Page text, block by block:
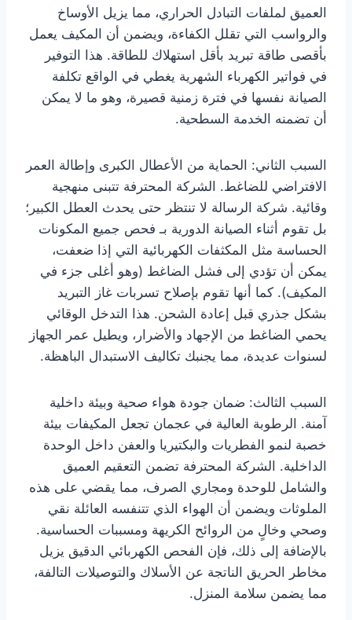
العميق لملفات التبادل الحراري، مما يزيل الأوساخ
والرواسب التي تقلل الكفاءة، ويضمن أن المكيف يعمل
بأقصى طاقة تبريد بأقل استهلاك للطاقة. هذا التوفير
في فواتير الكهرباء الشهرية يغطي في الواقع تكلفة
الصيانة نفسها في فترة زمنية قصيرة، وهو ما لا يمكن
أن تضمنه الخدمة السطحية.
السبب الثاني: الحماية من الأعطال الكبرى وإطالة العمر
الافتراضي للضاغط. الشركة المحترفة تتبنى منهجية
وقائية. شركة الرسالة لا تنتظر حتى يحدث العطل الكبير؛
بل تقوم أثناء الصيانة الدورية بـ فحص جميع المكونات
الحساسة مثل المكثفات الكهربائية التي إذا ضعفت،
يمكن أن تؤدي إلى فشل الضاغط (وهو أغلى جزء في
المكيف). كما أنها تقوم بإصلاح تسربات غاز التبريد
بشكل جذري قبل إعادة الشحن. هذا التدخل الوقائي
يحمي الضاغط من الإجهاد والأضرار، ويطيل عمر الجهاز
لسنوات عديدة، مما يجنبك تكاليف الاستبدال الباهظة.
السبب الثالث: ضمان جودة هواء صحية وبيئة داخلية
آمنة. الرطوبة العالية في عجمان تجعل المكيفات بيئة
خصبة لنمو الفطريات والبكتيريا والعفن داخل الوحدة
الداخلية. الشركة المحترفة تضمن التعقيم العميق
والشامل للوحدة ومجاري الصرف، مما يقضي على هذه
الملوثات ويضمن أن الهواء الذي تتنفسه العائلة نقي
وصحي وخالٍ من الروائح الكريهة ومسببات الحساسية.
بالإضافة إلى ذلك، فإن الفحص الكهربائي الدقيق يزيل
مخاطر الحريق الناتجة عن الأسلاك والتوصيلات التالفة،
مما يضمن سلامة المنزل.